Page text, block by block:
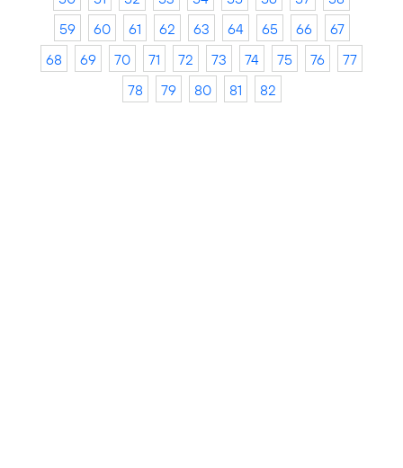
59
60 61 62 63 64 65 66
67
68
69 70 71 72 73 74 75 76
77
78
79 80 81 82